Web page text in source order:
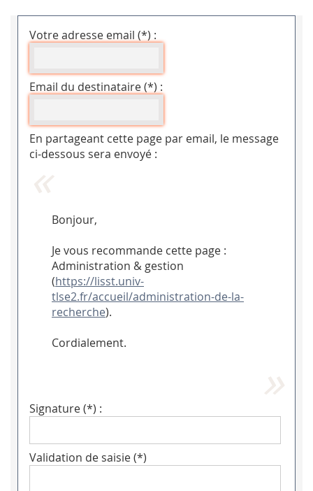
Votre adresse email (*) :
Email du destinataire (*) :
En partageant cette page par email, le message
ci-dessous sera envoyé :
Bonjour,
Je vous recommande cette page :
Administration & gestion
(https://lisst.univ-
tlse2.fr/accueil/administration-de-la-
recherche).
Cordialement.
Signature (*) :
Validation de saisie (*)